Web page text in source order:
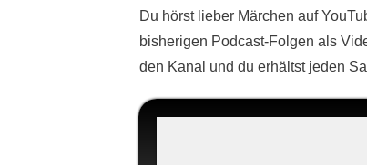
Du hörst lieber Märchen auf
bisherigen Podcast-Folgen als
den Kanal und du erhältst jeden